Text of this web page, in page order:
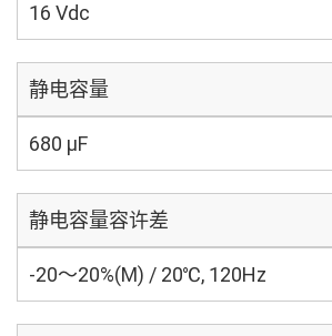
16 Vdc
静电容量
680 µF
静电容量容许差
-20～20%(M) / 20℃, 120Hz